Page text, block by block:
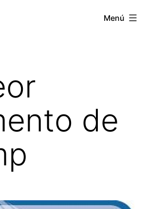
Menú
de